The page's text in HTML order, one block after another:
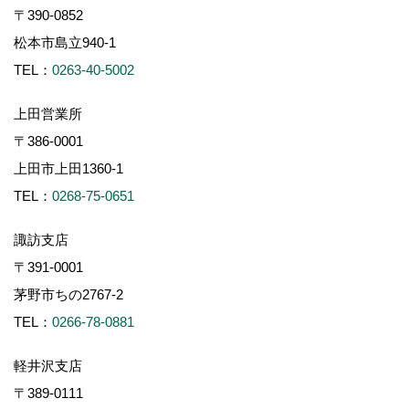
〒390-0852
松本市島立940-1
TEL： 0263-40-5002
上田営業所
〒386-0001
上田市上田1360-1
TEL： 0268-75-0651
諏訪支店
〒391-0001
茅野市ちの2767-2
TEL： 0266-78-0881
軽井沢支店
〒389-0111